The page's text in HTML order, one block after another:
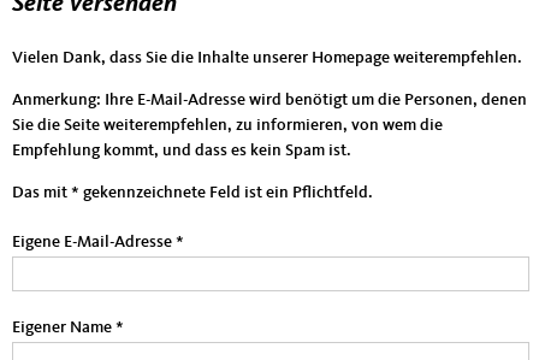
Vielen Dank, dass Sie die Inhalte unserer Homepage weiterempfehlen.
Anmerkung: Ihre E-Mail-Adresse wird benötigt um die Personen, denen
Sie die Seite weiterempfehlen, zu informieren, von wem die
Empfehlung kommt, und dass es kein Spam ist.
Das mit * gekennzeichnete Feld ist ein Pflichtfeld.
Eigene E-Mail-Adresse *
Eigener Name *